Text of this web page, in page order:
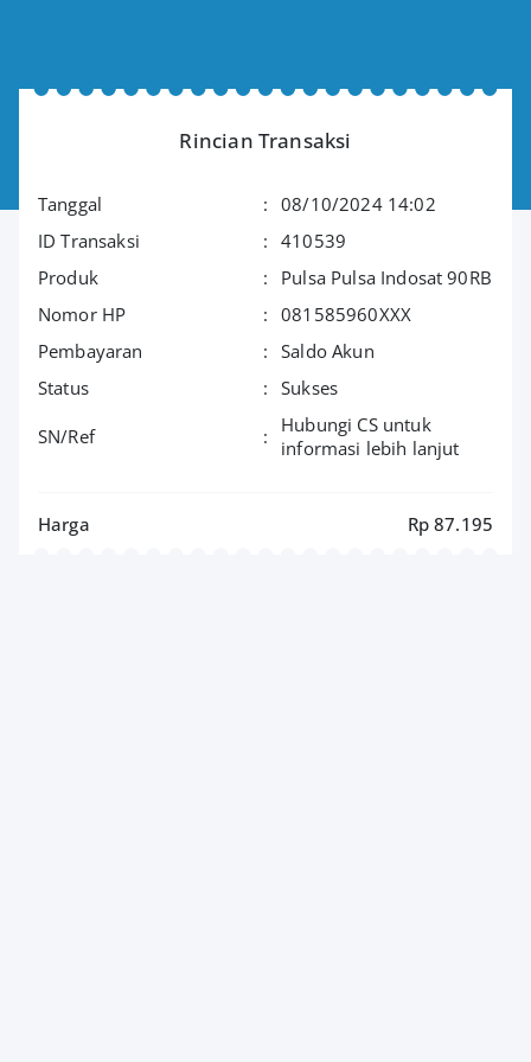
Rincian Transaksi
Tanggal :
08/10/2024 14:02
ID Transaksi
:
410539
Produk
:
Pulsa Pulsa Indosat 90RB
Nomor HP
:
081585960XXX
Pembayaran
:
Saldo Akun
Status
: Sukses
SN/Ref :
Hubungi CS untuk
informasi lebih lanjut
Harga Rp 87.195